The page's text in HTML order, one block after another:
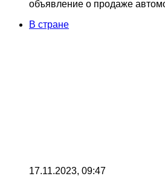
объявление о продаже
В стране
17.11.2023, 09:47